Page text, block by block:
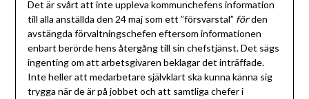
Det är svårt att inte uppleva kommunchefens information
till alla anställda den 24 maj som ett ”försvarstal” förden
avstängda förvaltningschefen eftersom informationen
enbart berörde hens återgång till sin chefstjänst. Det sägs
ingenting om att arbetsgivaren beklagar det inträffade.
Inte heller att medarbetare självklart ska kunna känna sig
trygga när de är på jobbet och att samtliga chefer i